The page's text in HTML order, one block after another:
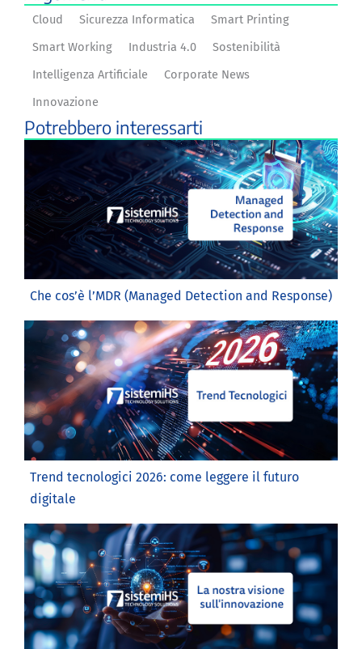
Cloud Sicurezza Informatica
Smart Printing
Smart Working
Industria 4.0
Sostenibilità
Intelligenza Artificiale
Corporate News
Innovazione
Potrebbero interessarti
Che cos’è l’MDR (Managed Detection and Response)
Trend tecnologici 2026: come leggere il futuro
digitale